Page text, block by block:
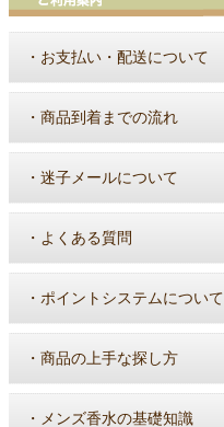
・ お支払い・配送について
・ 商品到着までの流れ
・ 迷子メールについて
・ よくある質問
・ ポイントシステムについて
・ 商品の上手な探し方
・ メンズ香水の基礎知識